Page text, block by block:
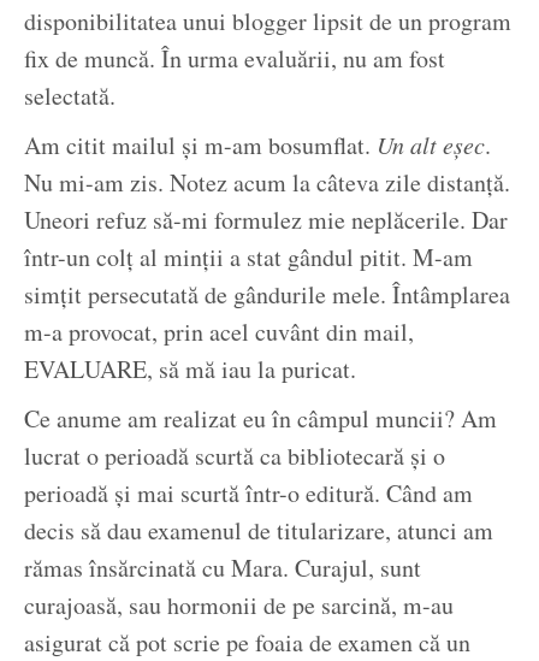
disponibilitatea unui blogger lipsit de un program
fix de muncă. În urma evaluării, nu am fost
selectată.
Am citit mailul și m-am bosumflat. Un alt eșec.
Nu mi-am zis. Notez acum la câteva zile distanță.
Uneori refuz să-mi formulez mie neplăcerile. Dar
într-un colț al minții a stat gândul pitit. M-am
simțit persecutată de gândurile mele. Întâmplarea
m-a provocat, prin acel cuvânt din mail,
EVALUARE, să mă iau la puricat.
Ce anume am realizat eu în câmpul muncii? Am
lucrat o perioadă scurtă ca bibliotecară și o
perioadă și mai scurtă într-o editură. Când am
decis să dau examenul de titularizare, atunci am
rămas însărcinată cu Mara. Curajul, sunt
curajoasă, sau hormonii de pe sarcină, m-au
asigurat că pot scrie pe foaia de examen că un